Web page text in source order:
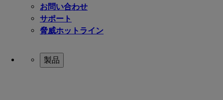
お問い合わせ
サポート
脅威ホットライン
製品